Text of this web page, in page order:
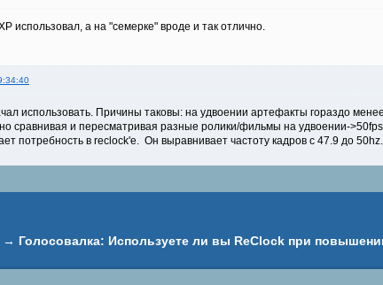
использовал, а на "семерке" вроде и так отлично.
использовать. Причины таковы: на удвоении артефакты гораздо
сравнивая и пересматривая разные ролики/фильмы на удвоении-
потребность в reclock'е. Он выравнивает частоту кадров с 47.9 до 50hz.
→ Голосовалка: Используете ли вы ReClock при